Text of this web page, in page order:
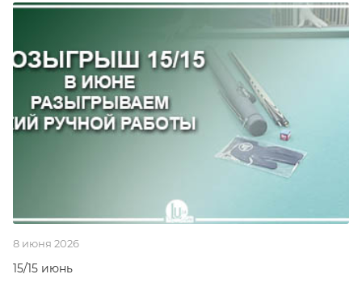
8 июня 2026
15/15 июнь